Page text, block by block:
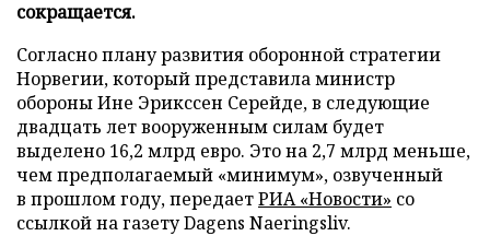
сокращается.
Согласно плану развития оборонной стратегии
Норвегии, который представила министр
обороны Ине Эрикссен Серейде, в следующие
двадцать лет вооруженным силам будет
выделено 16,2 млрд евро. Это на 2,7 млрд меньше,
чем предполагаемый «минимум», озвученный
в прошлом году, передаетРИА «Новости» со
ссылкой на газету Dagens Naeringsliv.